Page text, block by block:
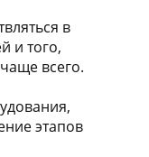
в
и того,
всего.
этапов